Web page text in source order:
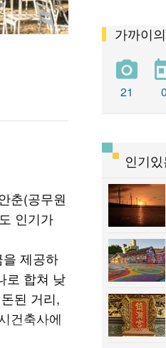
춘(공무원
인기가
제공하
로 합쳐 낮
된 거리,
건축사에
펑위엔 츠
똥하이 목
따쟈 전쩐
따쉬에산
루스이 예
가까이의
21 0
인기